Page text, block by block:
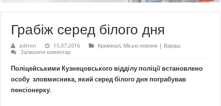
Грабіж серед білого дня
admin 15.07.2016 Кримінал, Міські новини | Вараш
Залишити коментар
Поліцейськими Кузнецовського відділу поліції встановлено
особу зловмисника, який серед білого дня пограбував
пенсіонерку.